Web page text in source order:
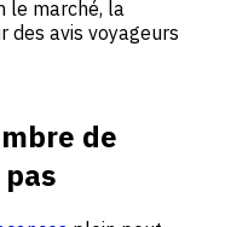
le marché, la
des avis voyageurs
de